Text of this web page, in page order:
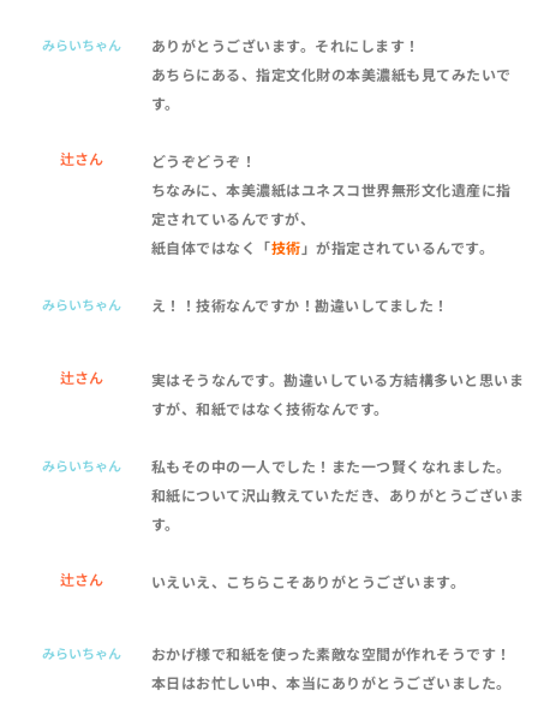
みらいちゃん
ありがとうございます。それにします！
あちらにある、指定文化財の本美濃紙も見てみたいで
す。
辻さん
どうぞどうぞ！
ちなみに、本美濃紙はユネスコ世界無形文化遺産に指
定されているんですが、
紙自体ではなく「技術 」が指定されているんです。
みらいちゃん え！！技術なんですか！勘違いしてました！
辻さん
実はそうなんです。勘違いしている方結構多いと思いま
すが、和紙ではなく技術なんです。
みらいちゃん
私もその中の一人でした！また一つ賢くなれました。
和紙について沢山教えていただき、ありがとうございま
す。
辻さん いえいえ、こちらこそありがとうございます。
みらいちゃん
おかげ様で和紙を使った素敵な空間が作れそうです！
本日はお忙しい中、本当にありがとうございました。